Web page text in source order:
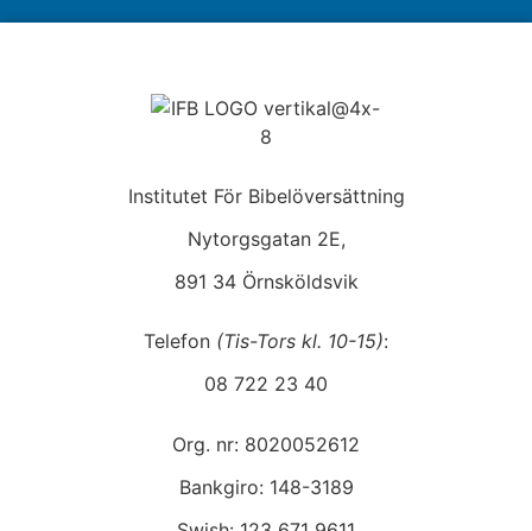
Institutet För Bibelöversättning
Nytorgsgatan 2E,
891 34 Örnsköldsvik
Telefon (Tis-Tors kl. 10-15):
08 722 23 40
Org. nr: 8020052612
Bankgiro: 148-3189